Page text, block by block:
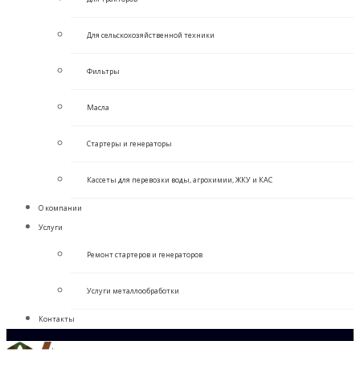
Для сельскохозяйственной техники
Фильтры
Масла
Стартеры и генераторы
Кассеты для перевозки воды, агрохимии, ЖКУ и КАС
О компании
Услуги
Ремонт стартеров и генераторов
Услуги металлообработки
Контакты